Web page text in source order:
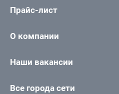
Прайс-лист
О компании
Наши вакансии
Все города сети